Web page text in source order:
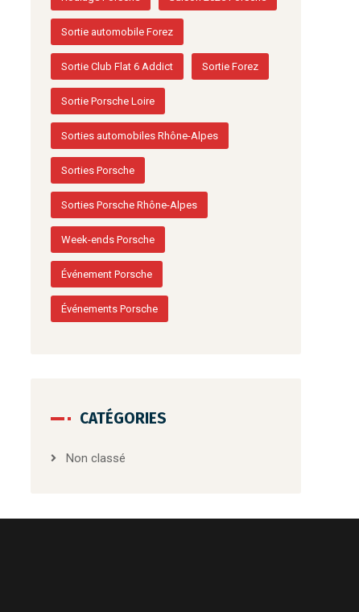
Sortie automobile Forez
Sortie Club Flat 6 Addict Sortie Forez
Sortie Porsche Loire
Sorties automobiles Rhône-Alpes
Sorties Porsche
Sorties Porsche Rhône-Alpes
Week-ends Porsche
Événement Porsche
Événements Porsche
CATÉGORIES
Non classé